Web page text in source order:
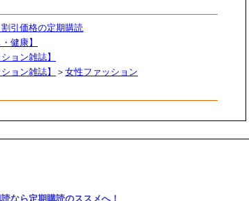
割引価格の定期購読
健康】
ション雑誌】
ション雑誌】 ＞ 女性ファッション
なら定期購読のススメへ！